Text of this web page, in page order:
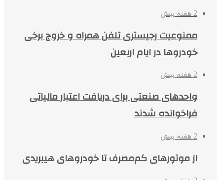
2 هفته پیش
ممنوعیت رجیستری تلفن همراه و خروج برخی
خودروها در ایام اربعین
2 هفته پیش
واحدهای صنعتی برای دریافت اعتبار مالیاتی
فراخوانده شدند
2 هفته پیش
از موتورهای کم‌مصرف تا خودروهای هیبریدی